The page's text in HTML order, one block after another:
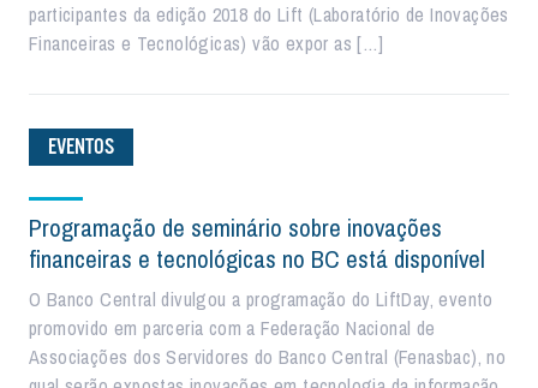
participantes da edição 2018 do Lift (Laboratório de Inovações
Financeiras e Tecnológicas) vão expor as […]
EVENTOS
Programação de seminário sobre inovações
financeiras e tecnológicas no BC está disponível
O Banco Central divulgou a programação do LiftDay, evento
promovido em parceria com a Federação Nacional de
Associações dos Servidores do Banco Central (Fenasbac), no